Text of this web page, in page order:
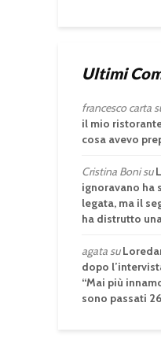
Ultimi
francesco carta
il mio
cosa avevo
Cristina Bonisu
ignoravano ha
legata, ma il
ha distrutto
agatasu
dopo
“Mai più
sono passati